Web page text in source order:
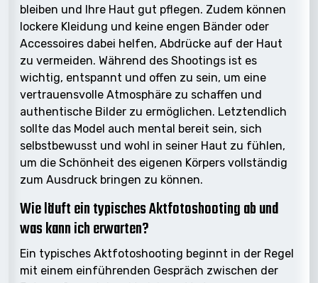
bleiben und Ihre Haut gut pflegen. Zudem können
lockere Kleidung und keine engen Bänder oder
Accessoires dabei helfen, Abdrücke auf der Haut
zu vermeiden. Während des Shootings ist es
wichtig, entspannt und offen zu sein, um eine
vertrauensvolle Atmosphäre zu schaffen und
authentische Bilder zu ermöglichen. Letztendlich
sollte das Model auch mental bereit sein, sich
selbstbewusst und wohl in seiner Haut zu fühlen,
um die Schönheit des eigenen Körpers vollständig
zum Ausdruck bringen zu können.
Wie läuft ein typisches Aktfotoshooting ab und
was kann ich erwarten?
Ein typisches Aktfotoshooting beginnt in der Regel
mit einem einführenden Gespräch zwischen der